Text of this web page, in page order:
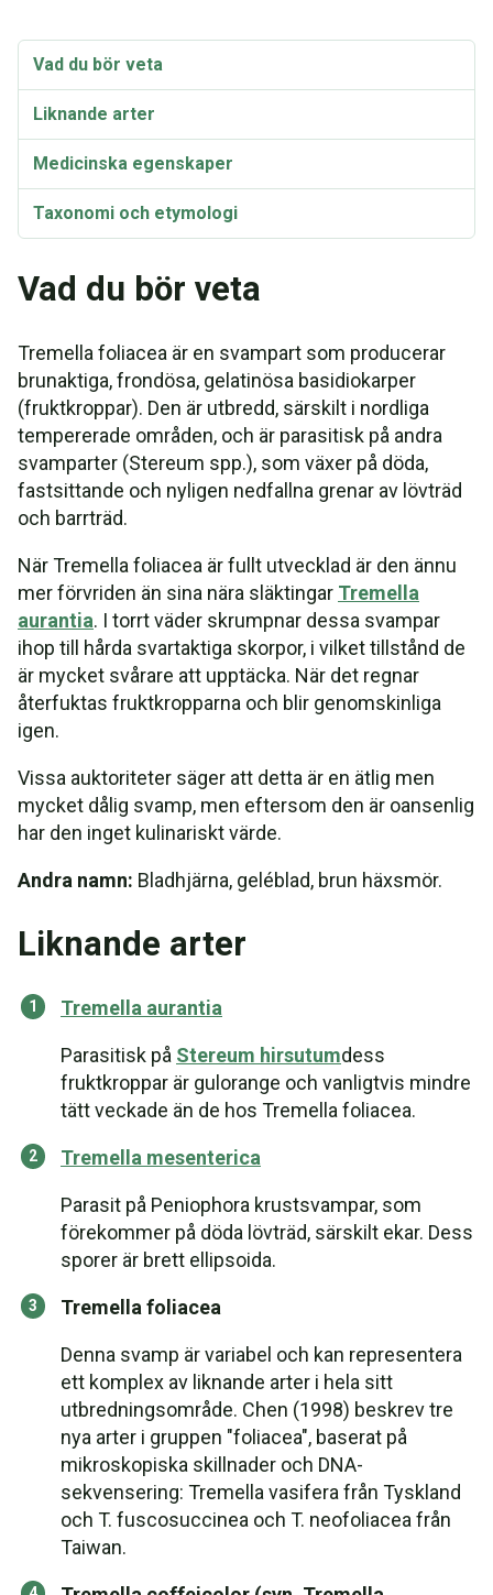
Vad du bör veta
Liknande arter
Medicinska egenskaper
Taxonomi och etymologi
Vad du bör veta
Tremella foliacea är en svampart som producerar
brunaktiga, frondösa, gelatinösa basidiokarper
(fruktkroppar). Den är utbredd, särskilt i nordliga
tempererade områden, och är parasitisk på andra
svamparter (Stereum spp.), som växer på döda,
fastsittande och nyligen nedfallna grenar av lövträd
och barrträd.
När Tremella foliacea är fullt utvecklad är den ännu
mer förvriden än sina nära släktingar Tremella
aurantia. I torrt väder skrumpnar dessa svampar
ihop till hårda svartaktiga skorpor, i vilket tillstånd de
är mycket svårare att upptäcka. När det regnar
återfuktas fruktkropparna och blir genomskinliga
igen.
Vissa auktoriteter säger att detta är en ätlig men
mycket dålig svamp, men eftersom den är oansenlig
har den inget kulinariskt värde.
Andra namn: Bladhjärna, geléblad, brun häxsmör.
Liknande arter
Tremella aurantia
Parasitisk på Stereum hirsutumdess
fruktkroppar är gulorange och vanligtvis mindre
tätt veckade än de hos Tremella foliacea.
Tremella mesenterica
Parasit på Peniophora krustsvampar, som
förekommer på döda lövträd, särskilt ekar. Dess
sporer är brett ellipsoida.
Tremella foliacea
Denna svamp är variabel och kan representera
ett komplex av liknande arter i hela sitt
utbredningsområde. Chen (1998) beskrev tre
nya arter i gruppen "foliacea", baserat på
mikroskopiska skillnader och DNA-
sekvensering: Tremella vasifera från Tyskland
och T. fuscosuccinea och T. neofoliacea från
Taiwan.